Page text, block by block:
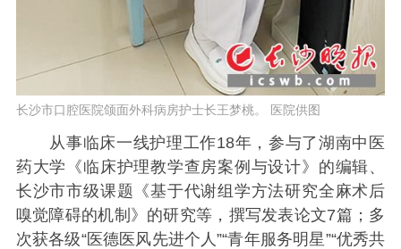
长沙市口腔医院颌面外科病房护士长王梦桃。 医院供图
从事临床一线护理工作18年，参与了湖南中医
药大学《临床护理教学查房案例与设计》的编辑、
长沙市市级课题《基于代谢组学方法研究全麻术后
嗅觉障碍的机制》的研究等，撰写发表论文7篇；多
次获各级“医德医风先进个人”“青年服务明星”“优秀共